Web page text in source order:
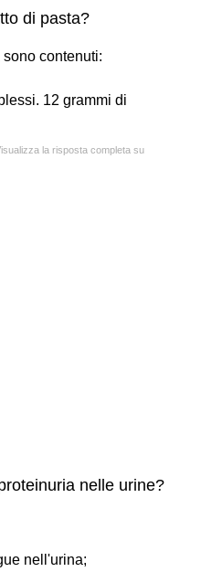
di pasta?
sono contenuti:
12 grammi di
la risposta completa su
nelle urine?
nell'urina;